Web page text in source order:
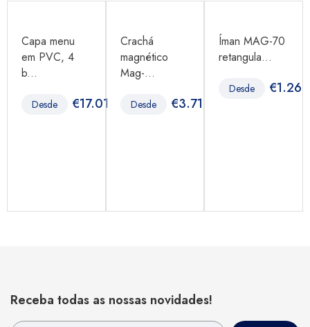
Capa menu
em PVC, 4
b...
Desde €17.01
Crachá
magnético
Mag-...
Desde €3.71
Íman MAG-70
retangula...
Desde €1.26
Receba todas as nossas novidades!